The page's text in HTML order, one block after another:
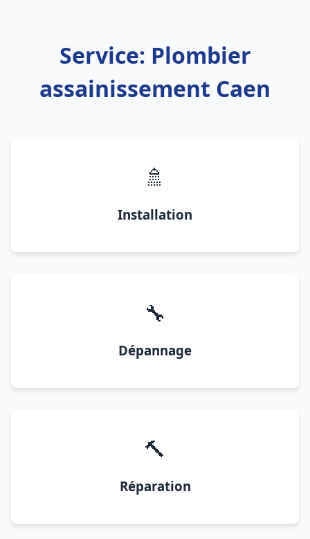
Service: Plombier
assainissement Caen
🚿
Installation
🔧
Dépannage
🔨
Réparation